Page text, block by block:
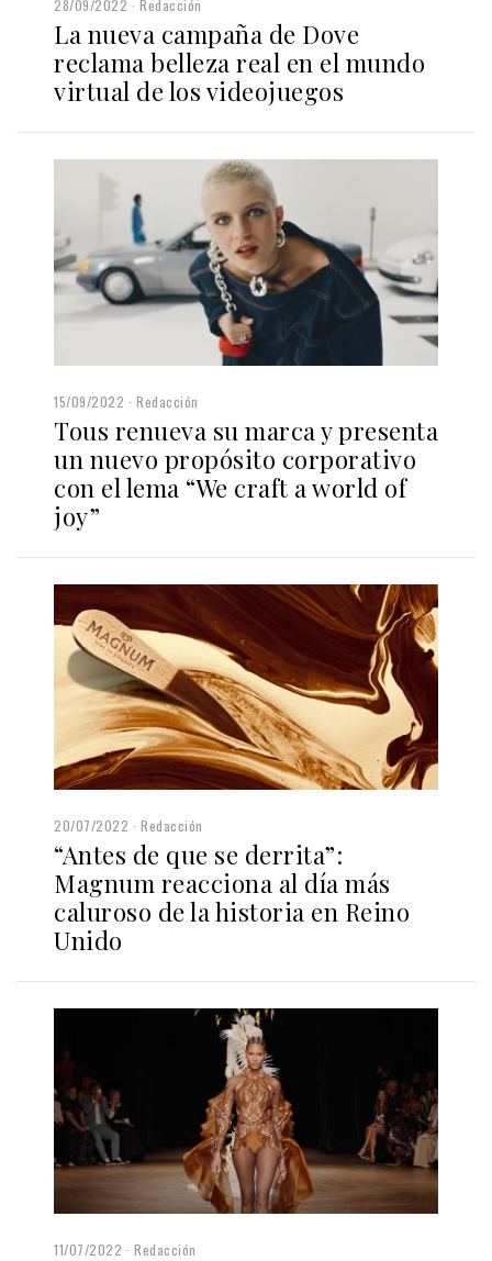
28/09/2022 Redacción
La nueva campaña de Dove
reclama belleza real en el mundo
virtual de los videojuegos
15/09/2022 Redacción
Tous renueva su marca y presenta
un nuevo propósito corporativo
con el lema “We craft a world of
joy”
20/07/2022 Redacción
“Antes de que se derrita”:
Magnum reacciona al día más
caluroso de la historia en Reino
Unido
11/07/2022 Redacción